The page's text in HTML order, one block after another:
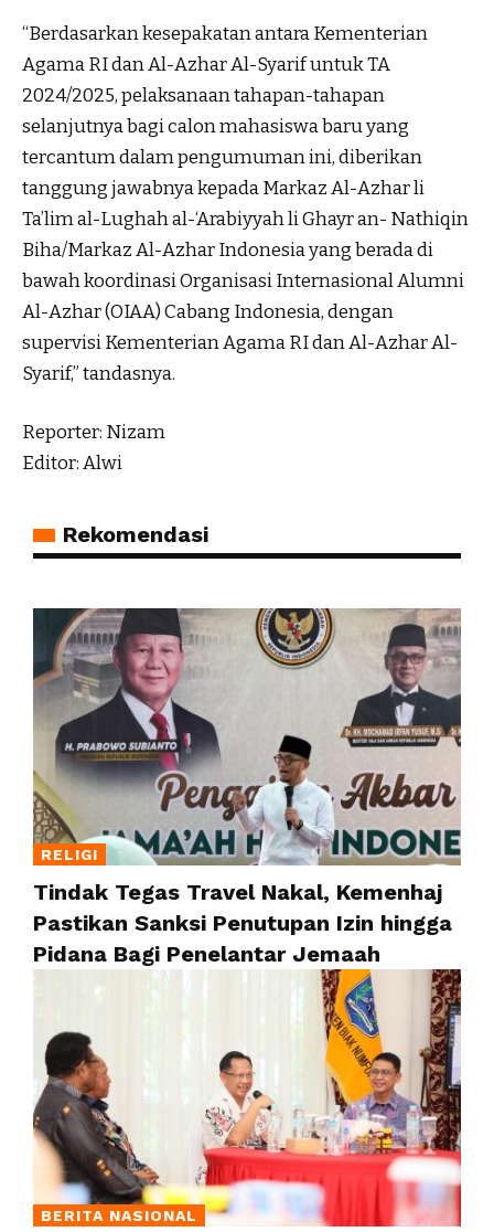
“Berdasarkan kesepakatan antara Kementerian
Agama RI dan Al-Azhar Al-Syarif untuk TA
2024/2025, pelaksanaan tahapan-tahapan
selanjutnya bagi calon mahasiswa baru yang
tercantum dalam pengumuman ini, diberikan
tanggung jawabnya kepada Markaz Al-Azhar li
Ta’lim al-Lughah al-‘Arabiyyah li Ghayr an- Nathiqin
Biha/Markaz Al-Azhar Indonesia yang berada di
bawah koordinasi Organisasi Internasional Alumni
Al-Azhar (OIAA) Cabang Indonesia, dengan
supervisi Kementerian Agama RI dan Al-Azhar Al-
Syarif,” tandasnya.
Reporter: Nizam
Editor: Alwi
Rekomendasi
RELIGI
Tindak Tegas Travel Nakal, Kemenhaj
Pastikan Sanksi Penutupan Izin hingga
Pidana Bagi Penelantar Jemaah
BERITA NASIONAL